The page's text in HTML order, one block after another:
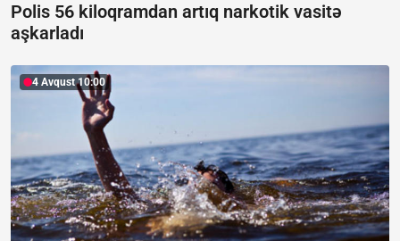
Polis 56 kiloqramdan artıq narkotik vasitə
aşkarladı
4 Avqust 10:00